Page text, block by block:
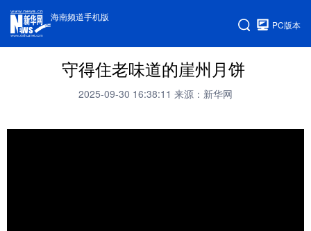
海南频道手机版
PC版本
守得住老味道的崖州月饼
2025-09-30 16:38:11 来源：新华网